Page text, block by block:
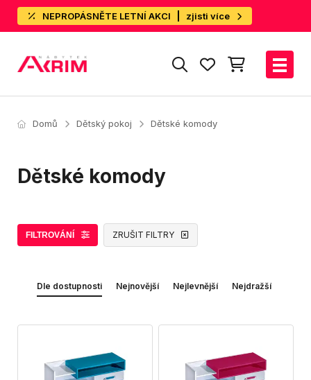
NEPROPÁSNĚTE LETNÍ AKCI zjisti více
Domů Dětský pokoj Dětské komody
Dětské komody
FILTROVÁNÍ ZRUŠIT FILTRY
Dle dostupnosti Nejnovější Nejlevnější Nejdražší